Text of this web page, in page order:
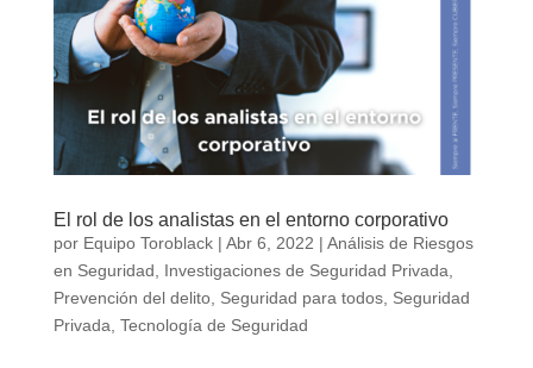
El rol de los analistas en el entorno corporativo
por Equipo Toroblack| Abr 6, 2022 | Análisis de Riesgos
en Seguridad
Investigaciones de Seguridad Privada
Prevención del delito, Seguridad para todos, Seguridad
Privada Tecnología de Seguridad